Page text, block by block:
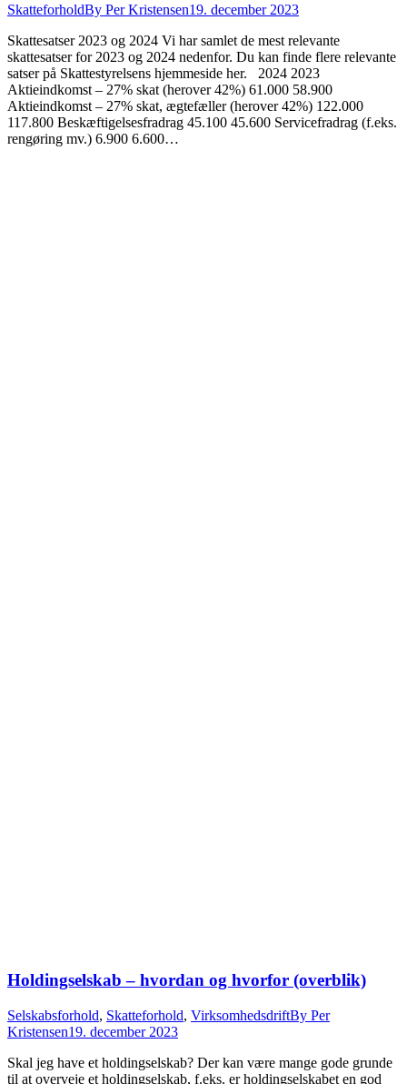
SkatteforholdBy Per Kristensen19. december 2023
Skattesatser 2023 og 2024 Vi har samlet de mest relevante
skattesatser for 2023 og 2024 nedenfor. Du kan finde flere relevante
satser på Skattestyrelsens hjemmeside her. 2024 2023
Aktieindkomst – 27% skat (herover 42%) 61.000 58.900
Aktieindkomst – 27% skat, ægtefæller (herover 42%) 122.000
117.800 Beskæftigelsesfradrag 45.100 45.600 Servicefradrag (f.eks.
rengøring mv.) 6.900 6.600…
Holdingselskab – hvordan og hvorfor (overblik)
Selskabsforhold, Skatteforhold, VirksomhedsdriftBy Per
Kristensen19. december 2023
Skal jeg have et holdingselskab? Der kan være mange gode grunde
til at overveje et holdingselskab, f.eks. er holdingselskabet en god